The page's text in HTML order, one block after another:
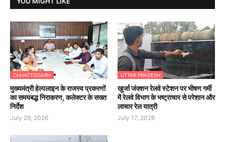
CHHATTISGARH
मुख्यमंत्री हेल्पलाइन के राजस्व प्रकरणों
का समयबद्ध निराकरण, कलेक्टर के सख्त
निर्देश
July 29, 2026
UTTAR PRADESH
खुर्जा जंक्शन रेलवे स्टेशन पर भीषण गर्मी
में रेलवे विभाग के भष्ट्राचार से परेशान और
लाचार रेल यात्री
July 17, 2026